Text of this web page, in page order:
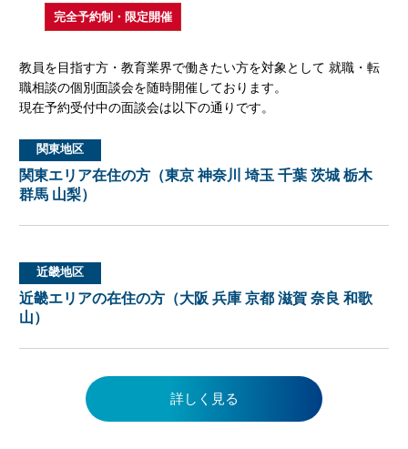
完全予約制・限定開催
教員を目指す方・教育業界で働きたい方を対象として 就職・転
職相談の個別面談会を随時開催しております。
現在予約受付中の面談会は以下の通りです。
関東地区
関東エリア在住の方（東京 神奈川 埼玉 千葉 茨城 栃木
群馬 山梨）
近畿地区
近畿エリアの在住の方（大阪 兵庫 京都 滋賀 奈良 和歌
山）
詳しく見る